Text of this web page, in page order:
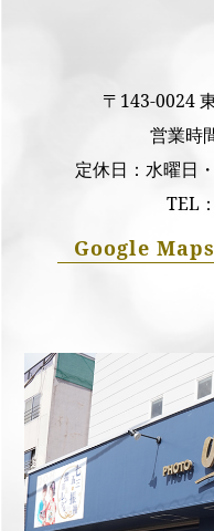
〒143-0024
営業時
定休日：水曜日
TEL：
Google